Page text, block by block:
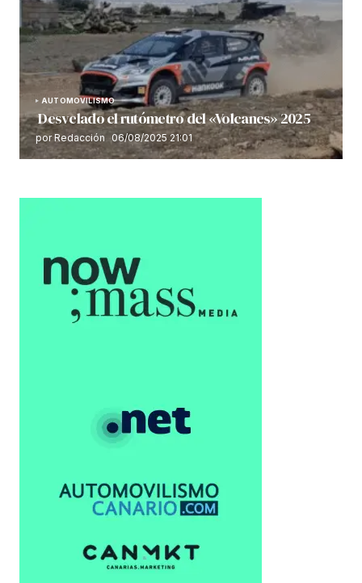
AUTOMOVILISMO
Desvelado el rutómetro del «Volcanes» 2025
por Redacción 06/08/2025 21:01